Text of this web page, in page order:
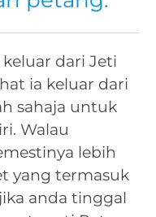
dari Jeti
ia keluar dari
sahaja untuk
Walau
lebih
yang termasuk
anda tinggal